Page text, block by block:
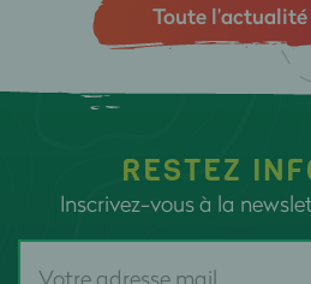
Toute l’actualité
RESTEZ
Inscrivez-vous à la